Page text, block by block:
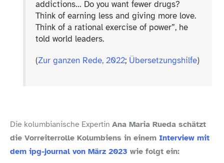
addictions… Do you want fewer drugs?
Think of earning less and giving more love.
Think of a rational exercise of power”, he
told world leaders.
(Zur ganzen Rede, 2022; Übersetzungshilfe)
Die kolumbianische Expertin Ana Maria Rueda schätzt
die Vorreiterrolle Kolumbiens in einem Interview mit
dem ipg-​journal von März 2023 wie folgt ein: